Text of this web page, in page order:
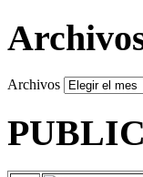
Archivos